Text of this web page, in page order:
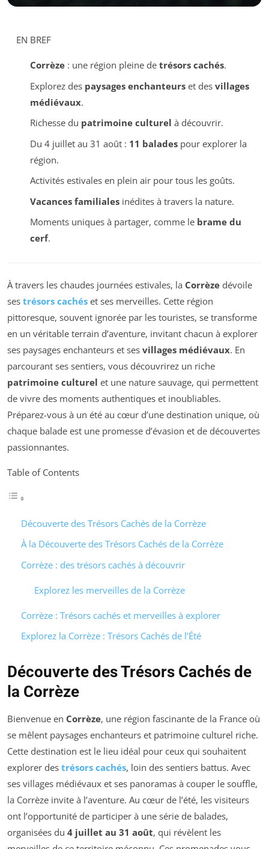
EN BREF
Corrèze: une région pleine de trésors cachés.
Explorez des paysages enchanteurset des villages
médiévaux.
Richesse du patrimoine culturel à découvrir.
Du 4 juillet au 31 août : 11 baladespour explorer la
région.
Activités estivales en plein air pour tous les goûts.
Vacances familialesinédites à travers la nature.
Moments uniques à partager, comme le brame du
cerf.
À travers les chaudes journées estivales, la Corrèze dévoile
ses trésors cachés et ses merveilles. Cette région
pittoresque, souvent ignorée par les touristes, se transforme
en un véritable terrain d’aventure, invitant chacun à explorer
ses paysages enchanteurs et ses villages médiévaux. En
parcourant ses sentiers, vous découvrirez un riche
patrimoine culturel et une nature sauvage, qui permettent
de vivre des moments authentiques et inoubliables.
Préparez-vous à un été au cœur d’une destination unique, où
chaque balade est une promesse d’évasion et de découvertes
passionnantes.
Table of Contents
Découverte des Trésors Cachés de la Corrèze
À la Découverte des Trésors Cachés de la Corrèze
Corrèze : des trésors cachés à découvrir
Explorez les merveilles de la Corrèze
Corrèze : Trésors cachés et merveilles à explorer
Explorez la Corrèze : Trésors Cachés de l’Été
Découverte des Trésors Cachés de
la Corrèze
Bienvenue en Corrèze, une région fascinante de la France où
se mêlent paysages enchanteurs et patrimoine culturel riche.
Cette destination est le lieu idéal pour ceux qui souhaitent
explorer des trésors cachés, loin des sentiers battus. Avec
ses villages médiévaux et ses panoramas à couper le souffle,
la Corrèze invite à l’aventure. Au cœur de l’été, les visiteurs
ont l’opportunité de participer à une série de balades,
organisées du 4 juillet au 31 août, qui révèlent les